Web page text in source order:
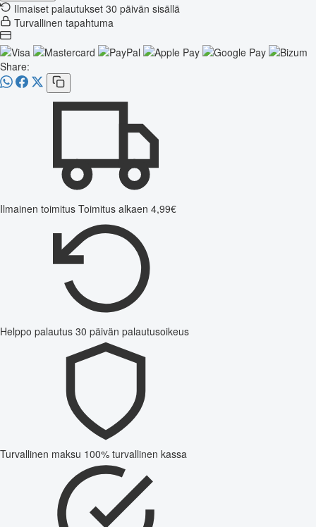
Ilmaiset palautukset 30 päivän sisällä
Turvallinen tapahtuma
Share:
Ilmainen toimitus Toimitus alkaen 4,99€
Helppo palautus 30 päivän palautusoikeus
Turvallinen maksu 100% turvallinen kassa